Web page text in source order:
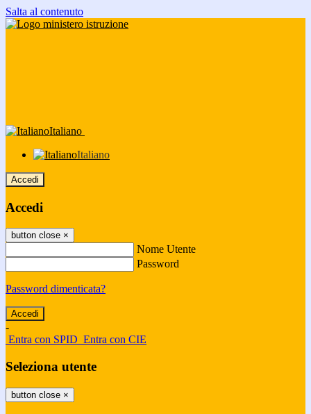
Salta al contenuto
Italiano
Italiano
Accedi
Accedi
button close ×
Nome Utente
Password
Password dimenticata?
-
Entra con SPID Entra con CIE
Seleziona utente
button close ×